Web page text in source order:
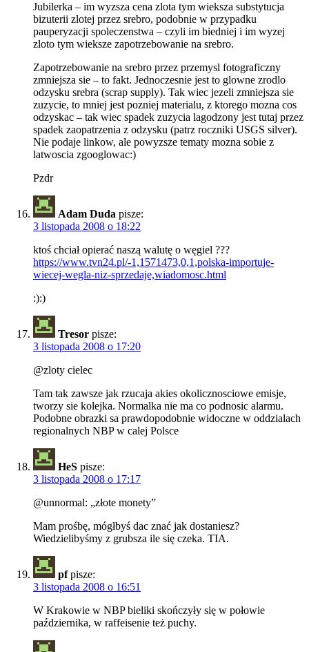
Jubilerka – im wyzsza cena zlota tym wieksza substytucja
bizuterii zlotej przez srebro, podobnie w przypadku
pauperyzacji spoleczenstwa – czyli im biedniej i im wyzej
zloto tym wieksze zapotrzebowanie na srebro.
Zapotrzebowanie na srebro przez przemysl fotograficzny
zmniejsza sie – to fakt. Jednoczesnie jest to glowne zrodlo
odzysku srebra (scrap supply). Tak wiec jezeli zmniejsza sie
zuzycie, to mniej jest pozniej materialu, z ktorego mozna cos
odzyskac – tak wiec spadek zuzycia lagodzony jest tutaj przez
spadek zaopatrzenia z odzysku (patrz roczniki USGS silver).
Nie podaje linkow, ale powyzsze tematy mozna sobie z
latwoscia zgooglowac:)
Pzdr
Adam Duda pisze:
3 listopada 2008 o 18:22
ktoś chciał opierać naszą walutę o węgiel ???
https://www.tvn24.pl/-1,1571473,0,1,polska-importuje-
wiecej-wegla-niz-sprzedaje,wiadomosc.html
:):)
Tresor pisze:
3 listopada 2008 o 17:20
@zloty cielec
Tam tak zawsze jak rzucaja akies okolicznosciowe emisje,
tworzy sie kolejka. Normalka nie ma co podnosic alarmu.
Podobne obrazki sa prawdopodobnie widoczne w oddzialach
regionalnych NBP w calej Polsce
HeS pisze:
3 listopada 2008 o 17:17
@unnormal: „złote monety”
Mam prośbę, mógłbyś dac znać jak dostaniesz?
Wiedzielibyśmy z grubsza ile się czeka. TIA.
pf pisze:
3 listopada 2008 o 16:51
W Krakowie w NBP bieliki skończyły się w połowie
października, w raffeisenie też puchy.